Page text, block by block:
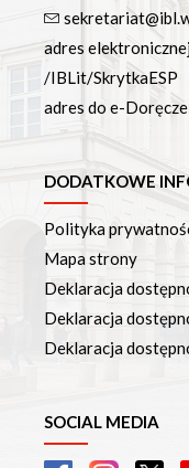
adres
/IBLit/SkrytkaESP
adres do e-
DODATKOWE
Polityka
Mapa strony
Deklaracja
Deklaracja
Deklaracja
SOCIAL MEDIA